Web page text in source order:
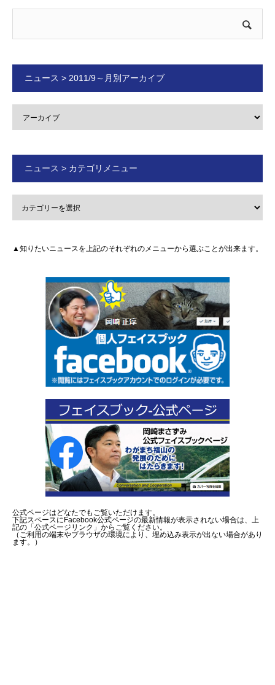
ニュース > 2011/9～月別アーカイブ
ニュース > カテゴリメニュー
▲知りたいニュースを上記のそれぞれのメニューから選ぶことが出来ます。
公式ページはどなたでもご覧いただけます。
下記スペースにFacebook公式ページの最新情報が表示されない場合は、上
記の「公式ページリンク」からご覧ください。
（ご利用の端末やブラウザの環境により、埋め込み表示が出ない場合があり
ます。）